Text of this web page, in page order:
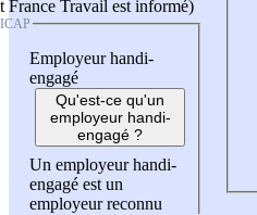
France Travail est informé)
Employeur handi-
engagé
Qu'est-ce qu'un
employeur handi-
engagé ?
Un employeur handi-
engagé est un
employeur reconnu